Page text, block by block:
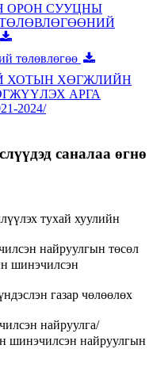
ОРОН СУУЦНЫ
төлөвлөгөө
ХОТЫН ХӨГЖЛИЙН
АРГА
2024/
саналаа өгнө
тухай хуулийн
найруулгын төсөл
шинэчилсэн
газар чөлөөлөх
найруулга/
шинэчилсэн найруулгын